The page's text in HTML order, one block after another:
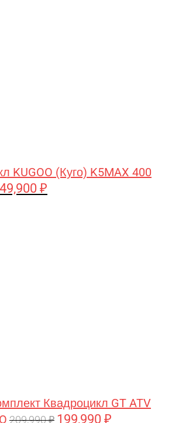
KUGOO (Куго) K5MAX 400
₽
Квадроцикл GT ATV
209,990₽ Первоначальная
199,990 ₽